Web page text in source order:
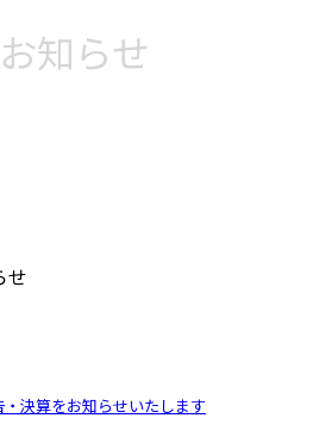
知らせ
せ
決算をお知らせいたします